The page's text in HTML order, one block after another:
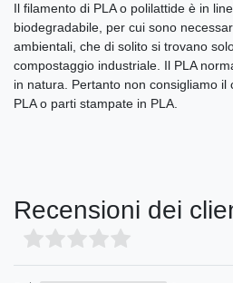
Il filamento di PLA o polilattide è in
biodegradabile, per cui sono
ambientali, che di solito si trovano
compostaggio industriale. Il PLA
in natura. Pertanto non consigliamo il
PLA o parti stampate in PLA.
Recensioni dei